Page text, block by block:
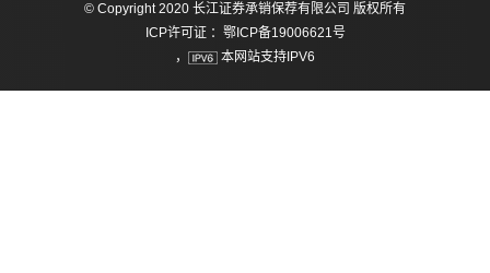
© Copyright 2020 长江证券承销保荐有限公司 版权所有
ICP许可证 ：鄂ICP备19006621号
，
本网站支持IPV6